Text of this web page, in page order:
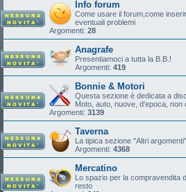
Info forum
Come usare il forum,come
eventuali problemi
Argomenti: 28
Anagrafe
Presentiamoci a tutta la B.B.!
Argomenti: 419
Bonnie & Motori
Questa sezione è dedicata a
Moto, auto, nuove, d'epoca, non
Argomenti: 3139
Taverna
La tipica sezione "Altri
Argomenti: 4368
Mercatino
Lo spazio per la compravendita
resto